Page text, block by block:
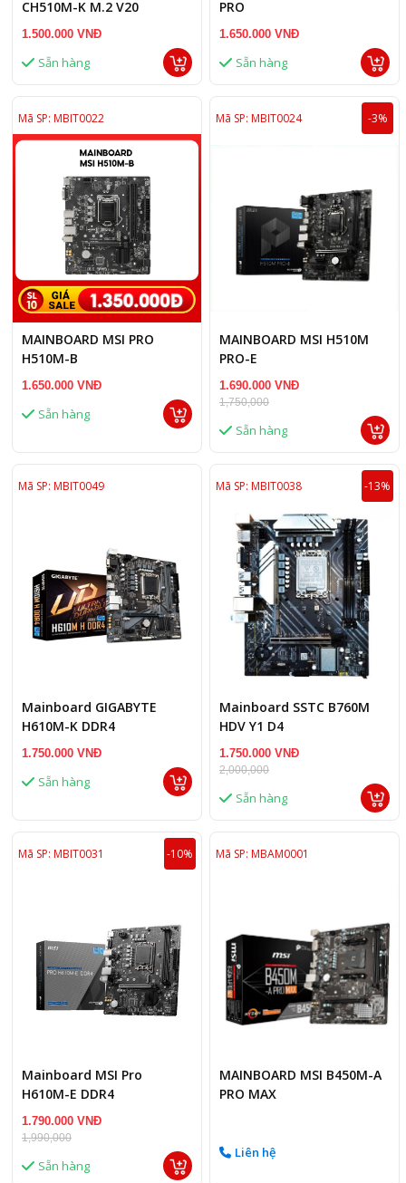
CH510M-K M.2 V20
1.500.000 VNĐ
Sẵn hàng
PRO
1.650.000 VNĐ
Sẵn hàng
Mã SP: MBIT0022
MAINBOARD MSI PRO
H510M-B
1.650.000 VNĐ
Sẵn hàng
Mã SP: MBIT0024 -3%
MAINBOARD MSI H510M
PRO-E
1.690.000 VNĐ
1,750,000
Sẵn hàng
Mã SP: MBIT0049
Mainboard GIGABYTE
H610M-K DDR4
1.750.000 VNĐ
Sẵn hàng
Mã SP: MBIT0038 -13%
Mainboard SSTC B760M
HDV Y1 D4
1.750.000 VNĐ
2,000,000
Sẵn hàng
Mã SP: MBIT0031 -10%
Mainboard MSI Pro
H610M-E DDR4
1.790.000 VNĐ
1,990,000
Sẵn hàng
Mã SP: MBAM0001
MAINBOARD MSI B450M-A
PRO MAX
Liên hệ